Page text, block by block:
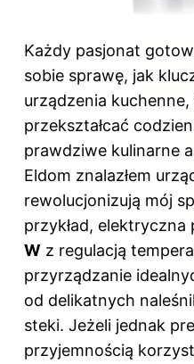
Każdy pasjonat
sobie sprawę, jak
urządzenia
przekształcać
prawdziwe kulinarne
Eldom znalazłem
rewolucjonizują mój
przykład, elektryczna
W z regulacją
przyrządzanie
od delikatnych
steki. Jeżeli jednak
przyjemnością